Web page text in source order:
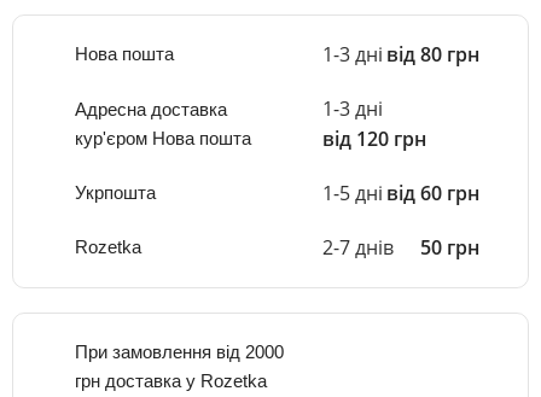
Нова пошта 1-3 дні від 80 грн
Адресна доставка
кур'єром Нова пошта
1-3 дні
від 120 грн
Укрпошта 1-5 дні від 60 грн
Rozetka 2-7 днів 50 грн
При замовлення від 2000
грн доставка у Rozetka